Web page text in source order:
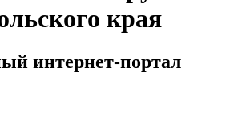
края
интернет-портал